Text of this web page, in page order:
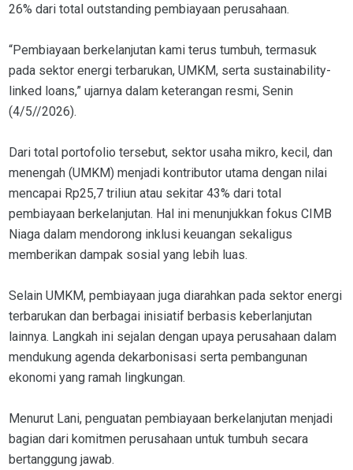
26% dari total outstanding pembiayaan perusahaan.
“Pembiayaan berkelanjutan kami terus tumbuh, termasuk
pada sektor energi terbarukan, UMKM, serta sustainability-
linked loans,” ujarnya dalam keterangan resmi, Senin
(4/5//2026).
Dari total portofolio tersebut, sektor usaha mikro, kecil, dan
menengah (UMKM) menjadi kontributor utama dengan nilai
mencapai Rp25,7 triliun atau sekitar 43% dari total
pembiayaan berkelanjutan. Hal ini menunjukkan fokus CIMB
Niaga dalam mendorong inklusi keuangan sekaligus
memberikan dampak sosial yang lebih luas.
Selain UMKM, pembiayaan juga diarahkan pada sektor energi
terbarukan dan berbagai inisiatif berbasis keberlanjutan
lainnya. Langkah ini sejalan dengan upaya perusahaan dalam
mendukung agenda dekarbonisasi serta pembangunan
ekonomi yang ramah lingkungan.
Menurut Lani, penguatan pembiayaan berkelanjutan menjadi
bagian dari komitmen perusahaan untuk tumbuh secara
bertanggung jawab.